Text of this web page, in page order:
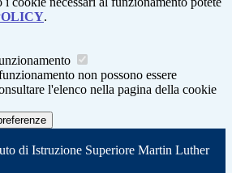
.
non possono essere
l'elenco nella pagina della cookie
di Istruzione Superiore Martin Luther